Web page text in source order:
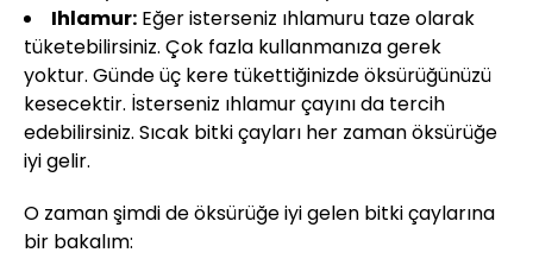
Ihlamur: Eğer isterseniz ıhlamuru taze olarak
tüketebilirsiniz. Çok fazla kullanmanıza gerek
yoktur. Günde üç kere tükettiğinizde öksürüğünüzü
kesecektir. İsterseniz ıhlamur çayını da tercih
edebilirsiniz. Sıcak bitki çayları her zaman öksürüğe
iyi gelir.
O zaman şimdi de öksürüğe iyi gelen bitki çaylarına
bir bakalım: